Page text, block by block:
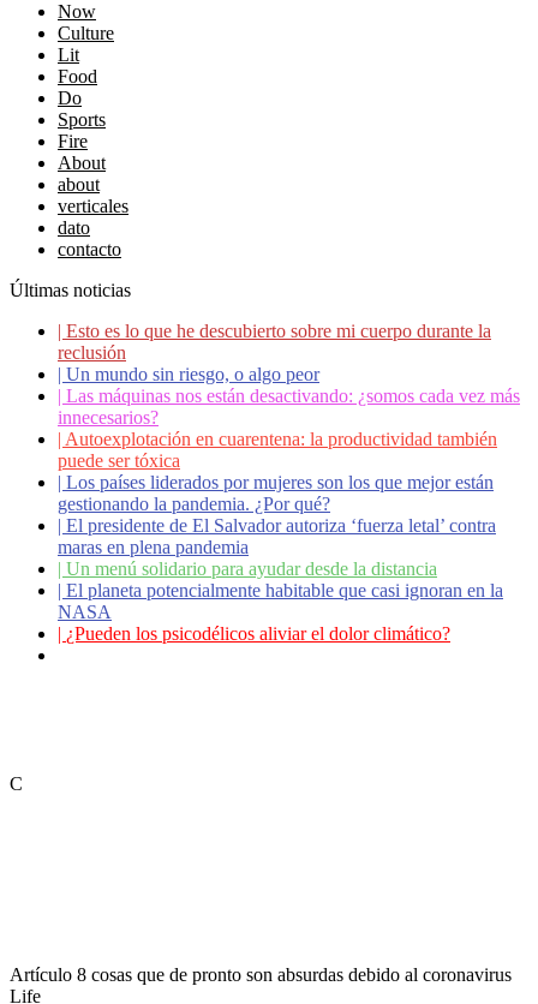
Now
Culture
Lit
Food
Do
Sports
Fire
About
about
verticales
dato
contacto
Últimas noticias
| Esto es lo que he descubierto sobre mi cuerpo durante la
reclusión
| Un mundo sin riesgo, o algo peor
| Las máquinas nos están desactivando: ¿somos cada vez más
innecesarios?
| Autoexplotación en cuarentena: la productividad también
puede ser tóxica
| Los países liderados por mujeres son los que mejor están
gestionando la pandemia. ¿Por qué?
| El presidente de El Salvador autoriza ‘fuerza letal’ contra
maras en plena pandemia
| Un menú solidario para ayudar desde la distancia
| El planeta potencialmente habitable que casi ignoran en la
NASA
| ¿Pueden los psicodélicos aliviar el dolor climático?
C
Artículo 8 cosas que de pronto son absurdas debido al coronavirus
Life